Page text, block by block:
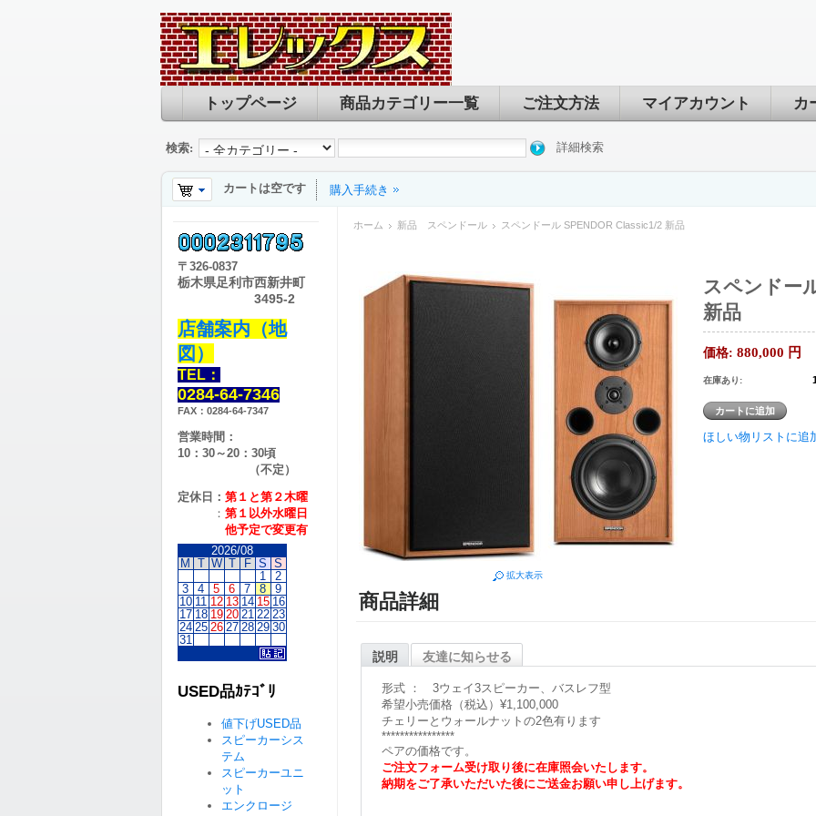
トップページ 商品カテゴリー一覧 ご注文方法 マイアカウント カ
検索: 詳細検索
カートは空です 購入手続き
ホーム 新品 スペンドール スペンドール SPENDOR Classic1/2 新品
拡大表示
スペンドー
新品
価格: 880,000 円
在庫あり:
ほしい物リストに追
商品詳細
説明 友達に知らせる
形式 ： 3ウェイ3スピーカー、バスレフ型
希望小売価格（税込）¥1,100,000
チェリーとウォールナットの2色有ります
****************
ペアの価格です。
ご注文フォーム受け取り後に在庫照会いたします。
納期をご了承いただいた後にご送金お願い申し上げます。
〒 326-0837
栃木県足利市西新井町
3495-2
店舗案内（地
図）
TEL：
0284-64-7346
FAX：0284-64-7347
営業時間：
10：30～20：30頃
（不定）
定休日： 第１と第２木曜
： 第１以外水曜日
他予定で変更有
2026/08
M
T W T F S S
1
2
3
4 5 6 7 8
9
10 11 12 13 14 15 16
17 18 19 20 21 22 23
24 25 26 27 28 29 30
31
USED品ｶﾃｺﾞﾘ
値下げUSED品
スピーカーシス
テム
スピーカーユニ
ット
エンクロージ